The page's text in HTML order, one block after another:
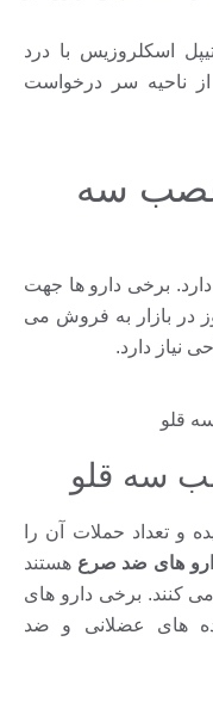
اسکلروزیس با درد
فعلی فرد انجام تصویر برداری MRI از ناحیه سر درخواست
سه
برخی دارو ها جهت
در بازار به فروش می
نیاز دارد.
سه قلو
و تعداد حملات آن را
های ضد صرع هستند
کنند. برخی دارو های
های عضلانی و ضد